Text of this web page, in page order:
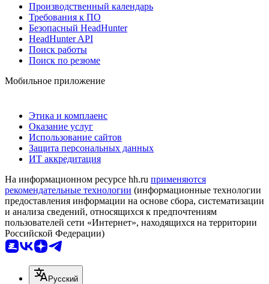
Производственный календарь
Требования к ПО
Безопасный HeadHunter
HeadHunter API
Поиск работы
Поиск по резюме
Мобильное приложение
Этика и комплаенс
Оказание услуг
Использование сайтов
Защита персональных данных
ИТ аккредитация
На информационном ресурсе hh.ru применяются
рекомендательные технологии (информационные технологии
предоставления информации на основе сбора, систематизации
и анализа сведений, относящихся к предпочтениям
пользователей сети «Интернет», находящихся на территории
Российской Федерации)
Русский